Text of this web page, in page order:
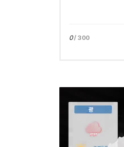
0/ 300